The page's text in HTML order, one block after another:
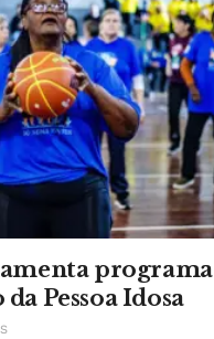
programa
Pessoa Idosa